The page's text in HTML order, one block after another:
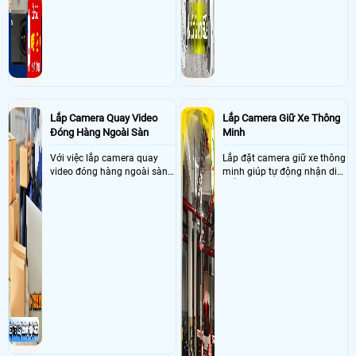
Công ty cổ phần vận tải Hà Tiên (296 Trần Não, Bình An, Quận 2,
Tp.HCM). Cám ơn>
Ngày: 06/12/2018
nói về Dịch Vụ Lắp Đặt Camera Tại Văn Phòng
Giá Rẻ
Chào anh kiên: Anh liên hệ hotline để được tư vấn rõ hơn về nhu cầu của
anh ạ>
Lắp Camera Quay Video
Đóng Hàng Ngoài Sàn
Với việc lắp camera quay
video đóng hàng ngoài sàn
Lắp Camera Giữ Xe Thông
Minh
Lắp đặt camera giữ xe thông
minh giúp tự động nhận diện